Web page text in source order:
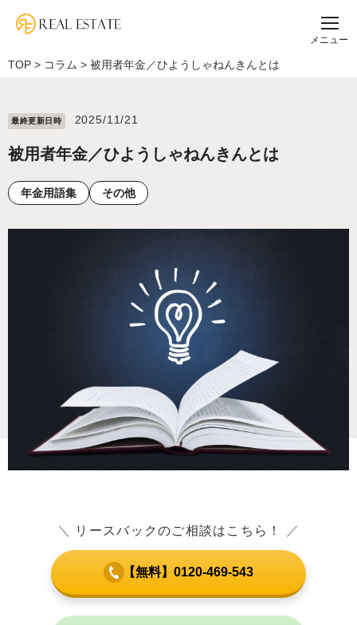
メニュー
TOP > コラム > 被用者年金／ひようしゃねんきんとは
最終更新⽇時 2025/11/21
被用者年金／ひようしゃねんきんとは
年金用語集 その他
＼ リースバックのご相談はこちら！ ／
【無料】0120-469-543